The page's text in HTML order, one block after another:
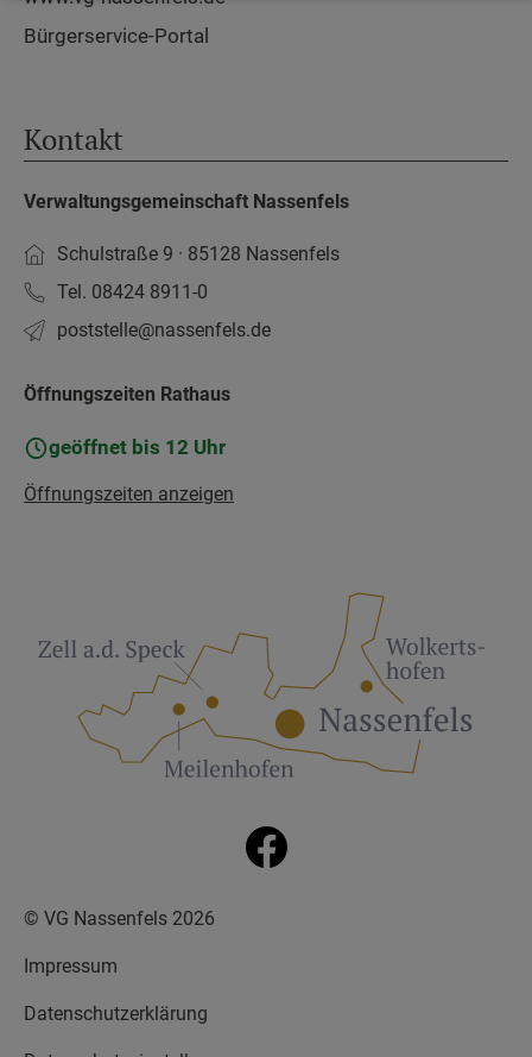
Bürgerservice-Portal
Kontakt
Verwaltungsgemeinschaft Nassenfels
Schulstraße 9 · 85128 Nassenfels
Tel. 08424 8911-0
poststelle­@nassenfels.de
Öffnungszeiten Rathaus
geöffnet bis 12 Uhr
Öffnungszeiten anzeigen
© VG Nassenfels 2026
Impressum
Datenschutzerklärung